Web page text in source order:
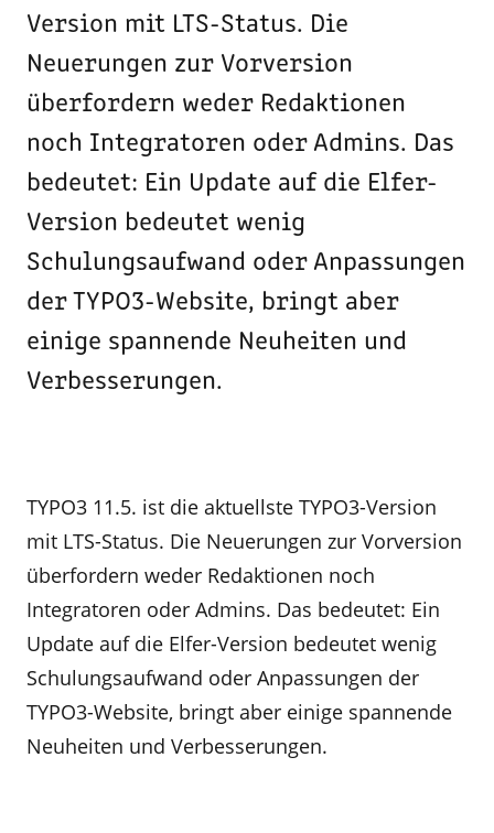
Version mit LTS-Status. Die
Neuerungen zur Vorversion
überfordern weder Redaktionen
noch Integratoren oder Admins. Das
bedeutet: Ein Update auf die Elfer-
Version bedeutet wenig
Schulungsaufwand oder Anpassungen
der TYPO3-Website, bringt aber
einige spannende Neuheiten und
Verbesserungen.
TYPO3 11.5. ist die aktuellste TYPO3-Version
mit LTS-Status. Die Neuerungen zur Vorversion
überfordern weder Redaktionen noch
Integratoren oder Admins. Das bedeutet: Ein
Update auf die Elfer-Version bedeutet wenig
Schulungsaufwand oder Anpassungen der
TYPO3-Website, bringt aber einige spannende
Neuheiten und Verbesserungen.